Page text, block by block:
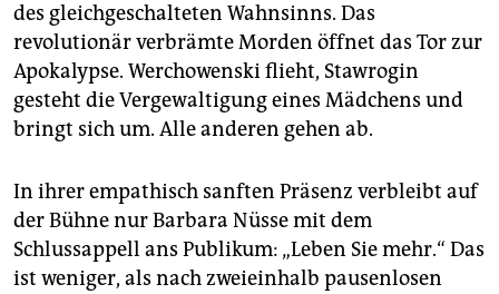
des gleichgeschalteten Wahnsinns. Das
revolutionär verbrämte Morden öffnet das Tor zur
Apokalypse. Wercho­wenski flieht, Stawrogin
gesteht die Vergewaltigung eines Mädchens und
bringt sich um. Alle anderen gehen ab.
In ihrer empathisch sanften Präsenz verbleibt auf
der Bühne nur Barbara Nüsse mit dem
Schlussappell ans Publikum: „Leben Sie mehr.“ Das
ist weniger, als nach zweieinhalb pausenlosen